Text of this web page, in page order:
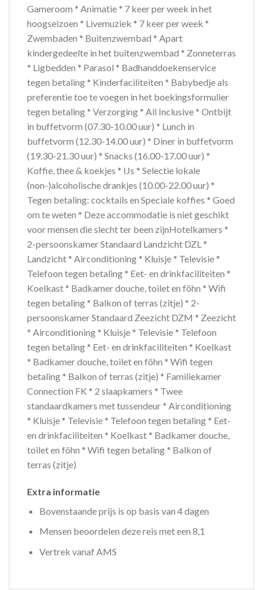
Gameroom * Animatie * 7 keer per week in het
hoogseizoen * Livemuziek * 7 keer per week *
Zwembaden * Buitenzwembad * Apart
kindergedeelte in het buitenzwembad * Zonneterras
* Ligbedden * Parasol * Badhanddoekenservice
tegen betaling * Kinderfaciliteiten * Babybedje als
preferentie toe te voegen in het boekingsformulier
tegen betaling * Verzorging * All Inclusive * Ontbijt
in buffetvorm (07.30-10.00 uur) * Lunch in
buffetvorm (12.30-14.00 uur) * Diner in buffetvorm
(19.30-21.30 uur) * Snacks (16.00-17.00 uur) *
Koffie, thee & koekjes * IJs * Selectie lokale
(non-)alcoholische drankjes (10.00-22.00 uur) *
Tegen betaling: cocktails en Speciale koffies * Goed
om te weten * Deze accommodatie is niet geschikt
voor mensen die slecht ter been zijnHotelkamers *
2-persoonskamer Standaard Landzicht DZL *
Landzicht * Airconditioning * Kluisje * Televisie *
Telefoon tegen betaling * Eet- en drinkfaciliteiten *
Koelkast * Badkamer douche, toilet en föhn * Wifi
tegen betaling * Balkon of terras (zitje) * 2-
persoonskamer Standaard Zeezicht DZM * Zeezicht
* Airconditioning * Kluisje * Televisie * Telefoon
tegen betaling * Eet- en drinkfaciliteiten * Koelkast
* Badkamer douche, toilet en föhn * Wifi tegen
betaling * Balkon of terras (zitje) * Familiekamer
Connection FK * 2 slaapkamers * Twee
standaardkamers met tussendeur * Airconditioning
* Kluisje * Televisie * Telefoon tegen betaling * Eet-
en drinkfaciliteiten * Koelkast * Badkamer douche,
toilet en föhn * Wifi tegen betaling * Balkon of
terras (zitje)
Extra informatie
Bovenstaande prijs is op basis van 4 dagen
Mensen beoordelen deze reis met een 8,1
Vertrek vanaf AMS